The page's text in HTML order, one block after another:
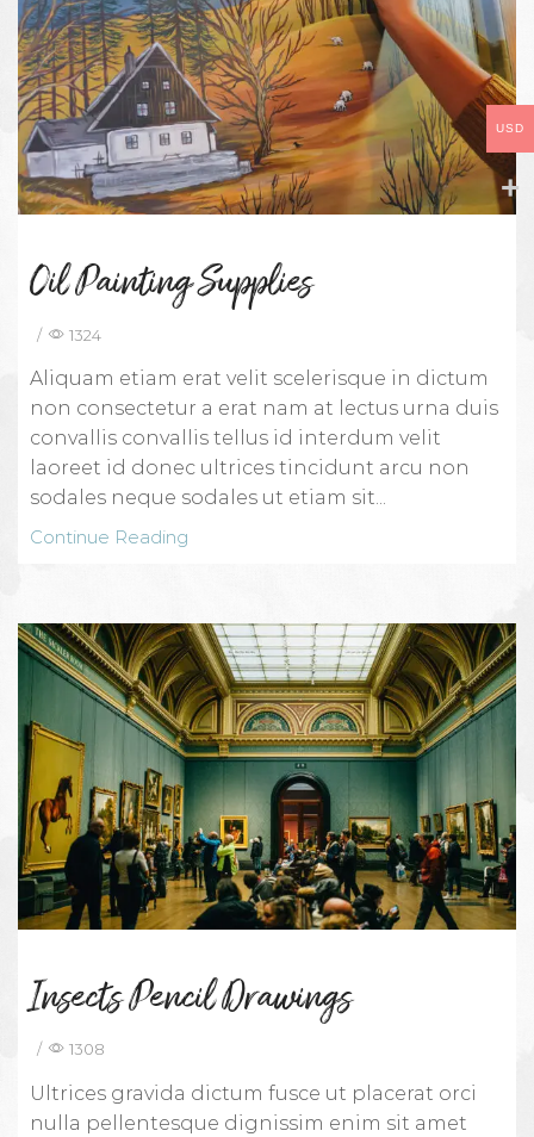
Oil Painting Supplies
/ 1324
Aliquam etiam erat velit scelerisque in dictum
non consectetur a erat nam at lectus urna duis
convallis convallis tellus id interdum velit
laoreet id donec ultrices tincidunt arcu non
sodales neque sodales ut etiam sit...
Continue Reading
Insects Pencil Drawings
/ 1308
Ultrices gravida dictum fusce ut placerat orci
nulla pellentesque dignissim enim sit amet
USD